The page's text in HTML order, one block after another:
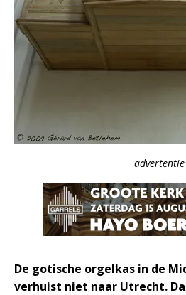
advertentie
De gotische orgelkas in de
verhuist niet naar Utrecht.